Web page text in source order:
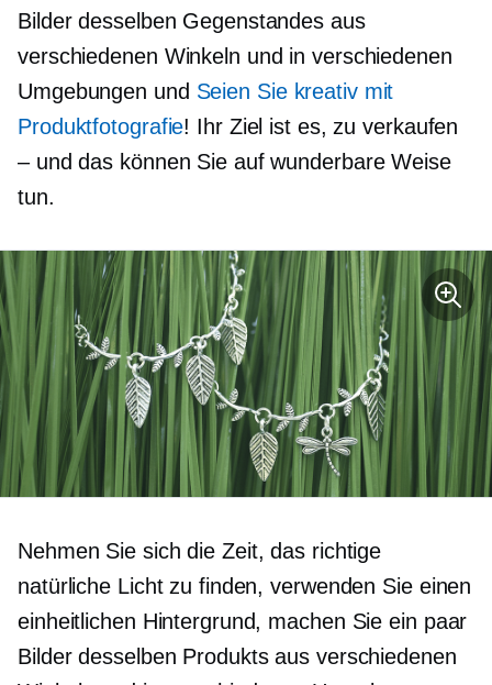
Bilder desselben Gegenstandes aus
verschiedenen Winkeln und in verschiedenen
Umgebungen und Seien Sie kreativ mit
Produktfotografie! Ihr Ziel ist es, zu verkaufen
– und das können Sie auf wunderbare Weise
tun.
Nehmen Sie sich die Zeit, das richtige
natürliche Licht zu finden, verwenden Sie einen
einheitlichen Hintergrund, machen Sie ein paar
Bilder desselben Produkts aus verschiedenen